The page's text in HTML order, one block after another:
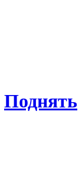
Поднять